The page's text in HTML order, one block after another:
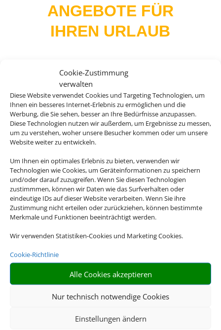
Cookie-Zustimmung
verwalten
Diese Website verwendet Cookies und Targeting Technologien, um
Ihnen ein besseres Internet-Erlebnis zu ermöglichen und die
Werbung, die Sie sehen, besser an Ihre Bedürfnisse anzupassen.
Diese Technologien nutzen wir außerdem, um Ergebnisse zu messen,
um zu verstehen, woher unsere Besucher kommen oder um unsere
Website weiter zu entwickeln.
Um Ihnen ein optimales Erlebnis zu bieten, verwenden wir
Technologien wie Cookies, um Geräteinformationen zu speichern
und/oder darauf zuzugreifen. Wenn Sie diesen Technologien
zustimmmen, können wir Daten wie das Surfverhalten oder
eindeutige IDs auf dieser Website verarbeiten. Wenn Sie ihre
Zustimmung nicht erteilen oder zurückziehen, können bestimmte
Merkmale und Funktionen beeinträchtigt werden.
Wir verwenden Statistiken-Cookies und Marketing Cookies.
Cookie-Richtlinie
Alle Cookies akzeptieren
Nur technisch notwendige Cookies
Einstellungen ändern
ANGEBOTE FÜR
IHREN URLAUB
Andalusien, Kuba, Kanada, die USA oder
doch lieber Asien? Es gibt so viel zu
entdecken auf der Welt und mit unseren
Rundreiseangebote erleben Sie Ihre
Traumdestinationen in ihrer vollen Vielfalt.

Wählen Sie aus einer Vielzahl an Rundreiseangeboten
weltweit
